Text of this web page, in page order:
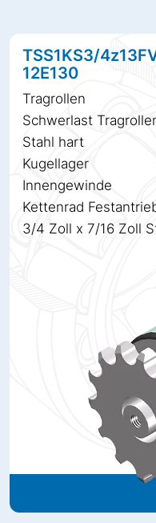
TSS1KS3/
12E130
Tragrollen
Schwerlast
Stahl hart
Kugellager
Innengewinde
Kettenrad
3/4 Zoll x 7/16 Zoll